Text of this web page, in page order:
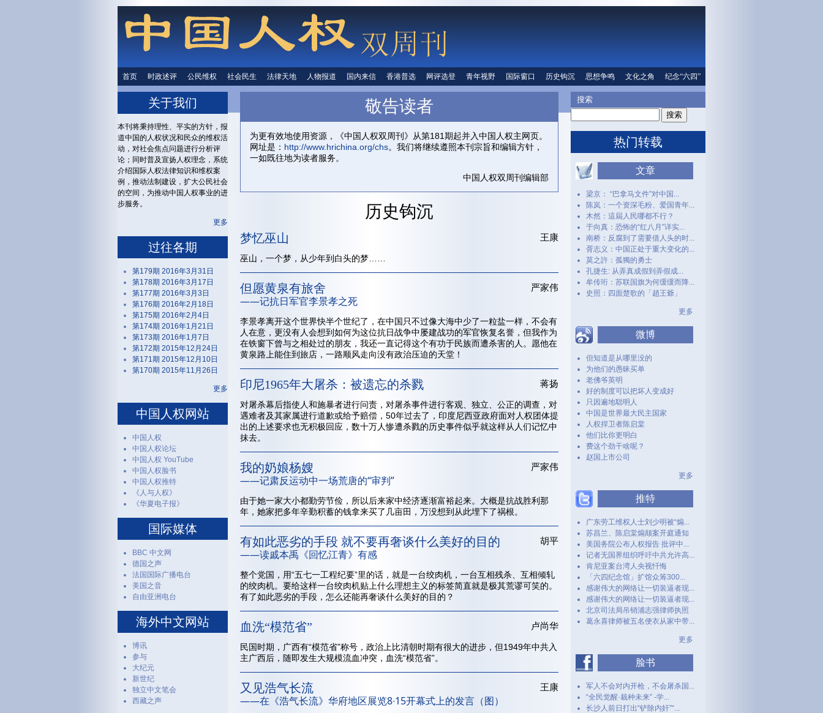
首页 时政述评 公民维权 社会民生 法律天地 人物报道 国内来信 香港普选 网评选登 青年视野 国际窗口 历史钩沉 思想争鸣 文化之角 纪念“六四”
敬告读者
为更有效地使用资源，《中国人权双周刊》从第181期起并入中国人权主网页。
网址是： http://www.hrichina.org/chs。我们将继续遵照本刊宗旨和编辑方针，
一如既往地为读者服务。
中国人权双周刊编辑部
历史钩沉
王康
梦忆巫山
巫山，一个梦，从少年到白头的梦……
严家伟
但愿黄泉有旅舍
——记抗日军官李景孝之死
李景孝离开这个世界快半个世纪了，在中国只不过像大海中少了一粒盐一样，不会有
人在意，更没有人会想到如何为这位抗日战争中屡建战功的军官恢复名誉，但我作为
在铁窗下曾与之相处过的朋友，我还一直记得这个有功于民族而遭杀害的人。愿他在
黄泉路上能住到旅店，一路顺风走向没有政治压迫的天堂！
蒋扬
印尼1965年大屠杀：被遗忘的杀戮
对屠杀幕后指使人和施暴者进行问责，对屠杀事件进行客观、独立、公正的调查，对
遇难者及其家属进行道歉或给予赔偿，50年过去了，印度尼西亚政府面对人权团体提
出的上述要求也无积极回应，数十万人惨遭杀戮的历史事件似乎就这样从人们记忆中
抹去。
严家伟
我的奶娘杨嫂
——记肃反运动中一场荒唐的“审判”
由于她一家大小都勤劳节俭，所以后来家中经济逐渐富裕起来。大概是抗战胜利那
年，她家把多年辛勤积蓄的钱拿来买了几亩田，万没想到从此埋下了祸根。
胡平
有如此恶劣的手段 就不要再奢谈什么美好的目的
——读戚本禹《回忆江青》有感
整个党国，用“五七一工程纪要”里的话，就是一台绞肉机，一台互相残杀、互相倾轧
的绞肉机。要给这样一台绞肉机贴上什么理想主义的标签简直就是极其荒谬可笑的。
有了如此恶劣的手段，怎么还能再奢谈什么美好的目的？
卢尚华
血洗“模范省”
民国时期，广西有“模范省”称号，政治上比清朝时期有很大的进步，但1949年中共入
主广西后，随即发生大规模流血冲突，血洗“模范省”。
王康
又见浩气长流
——在《浩气长流》华府地区展览8∙15开幕式上的发言（图）
关于我们
本刊将秉持理性、平实的方针，报
道中国的人权状况和民众的维权活
动，对社会焦点问题进行分析评
论；同时普及宣扬人权理念，系统
介绍国际人权法律知识和维权案
例，推动法制建设，扩大公民社会
的空间，为推动中国人权事业的进
步服务。
更多
过往各期
第179期 2016年3月31日
第178期 2016年3月17日
第177期 2016年3月3日
第176期 2016年2月18日
第175期 2016年2月4日
第174期 2016年1月21日
第173期 2016年1月7日
第172期 2015年12月24日
第171期 2015年12月10日
第170期 2015年11月26日
更多
中国人权网站
中国人权
中国人权论坛
中国人权 YouTube
中国人权脸书
中国人权推特
《人与人权》
《华夏电子报》
国际媒体
BBC 中文网
德国之声
法国国际广播电台
美国之音
自由亚洲电台
海外中文网站
博讯
参与
大纪元
新世纪
独立中文笔会
西藏之声
搜索
热门转载
文章
梁京： “巴拿马文件”对中国...
陈岚：一个资深毛粉、爱国青年...
木然：這屆人民哪都不行？
于向真：恐怖的“红八月”详实...
南桥：反腐到了需要借人头的时...
胥志义：中国正处于重大变化的...
莫之許：孤獨的勇士
孔捷生: 从弄真成假到弄假成...
牟传珩：苏联国旗为何缓缓而降...
史照：四面楚歌的「趙王爺」
更多
微博
但知道是从哪里没的
为他们的愚昧买单
老佛爷英明
好的制度可以把坏人变成好
只因遍地聪明人
中国是世界最大民主国家
人权捍卫者陈启棠
他们比你更明白
费这个劲干啥呢？
赵国上市公司
更多
推特
广东劳工维权人士刘少明被“煽...
苏昌兰、陈启棠煽颠案开庭通知
美国务院公布人权报告 批评中...
记者无国界组织呼吁中共允许高...
肯尼亚案台湾人央视忏悔
「六四纪念馆」扩馆众筹300...
感谢伟大的网络让一切装逼者现...
感谢伟大的网络让一切装逼者现...
北京司法局吊销浦志强律师执照
葛永喜律师被五名便衣从家中带...
更多
脸书
军人不会对内开枪，不会屠杀国...
“全民觉醒·栽种未来” -学...
长沙人前日打出“铲除内奸”“...
时政述评 公民维权 社会民生 法律天地 人物报道 国内来信 香港普选 网评选登 青年视野 国际窗口 文化之角 纪念“六四” 人权信息
首页 关于我们 投稿信箱